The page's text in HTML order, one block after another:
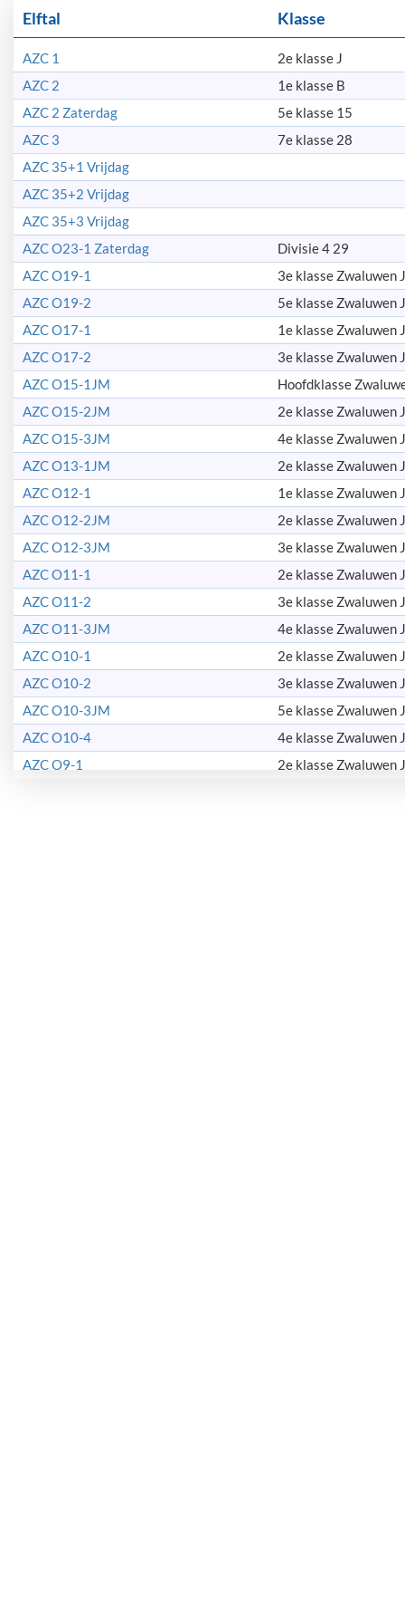
Elftal Klasse
AZC 1
2e klasse J
AZC 2
1e klasse B
AZC 2 Zaterdag
5e klasse 15
AZC 3
7e klasse 28
AZC 35+1 Vrijdag
AZC 35+2 Vrijdag
AZC 35+3 Vrijdag
AZC O23-1 Zaterdag
Divisie 4 29
AZC O19-1
3e klasse Zwaluwen
AZC O19-2
5e klasse Zwaluwen
AZC O17-1
1e klasse Zwaluwen
AZC O17-2
3e klasse Zwaluwen
AZC O15-1JM
Hoofdklasse
AZC O15-2JM
2e klasse Zwaluwen
AZC O15-3JM
4e klasse Zwaluwen
AZC O13-1JM
2e klasse Zwaluwen
AZC O12-1
1e klasse Zwaluwen
AZC O12-2JM
2e klasse Zwaluwen
AZC O12-3JM
3e klasse Zwaluwen
AZC O11-1
2e klasse Zwaluwen
AZC O11-2
3e klasse Zwaluwen
AZC O11-3JM
4e klasse Zwaluwen
AZC O10-1
2e klasse Zwaluwen
AZC O10-2
3e klasse Zwaluwen
AZC O10-3JM
5e klasse Zwaluwen
AZC O10-4
4e klasse Zwaluwen
AZC O9-1
2e klasse Zwaluwen